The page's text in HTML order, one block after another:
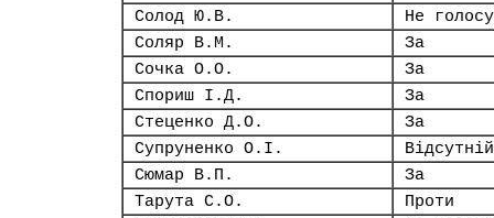
Солод Ю.В.
Не
Соляр В.М.
За
Сочка О.О.
За
Спориш І.Д.
За
Стеценко Д.О.
За
Супруненко О.І.
Відсутній
Сюмар В.П.
За
Тарута С.О.
Проти